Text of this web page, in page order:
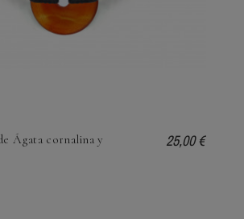
Ágata cornalina y
25,00 €